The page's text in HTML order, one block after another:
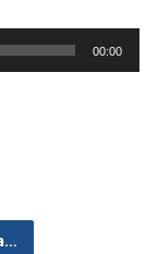
00:00